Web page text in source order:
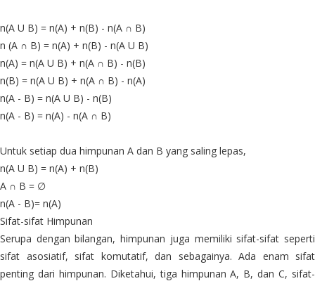
n(A U B) = n(A) + n(B) - n(A ∩ B)
n (A ∩ B) = n(A) + n(B) - n(A U B)
n(A) = n(A U B) + n(A ∩ B) - n(B)
n(B) = n(A U B) + n(A ∩ B) - n(A)
n(A - B) = n(A U B) - n(B)
n(A - B) = n(A) - n(A ∩ B)
Untuk setiap dua himpunan A dan B yang saling lepas,
n(A U B) = n(A) + n(B)
A ∩ B = ∅
n(A - B)= n(A)
Sifat-sifat Himpunan
Serupa dengan bilangan, himpunan juga memiliki sifat-sifat seperti
sifat asosiatif, sifat komutatif, dan sebagainya. Ada enam sifat
penting dari himpunan. Diketahui, tiga himpunan A, B, dan C, sifat-